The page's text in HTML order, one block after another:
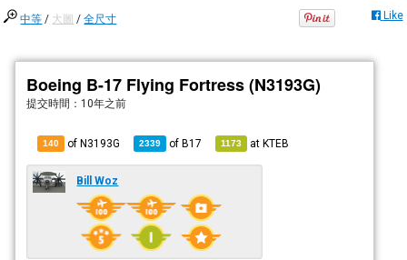
中等 / 大圖 /全尺寸 Like
Boeing B-17 Flying Fortress (N3193G)
提交時間： 10年之前
140 of N3193G 2339 ofB17 1173 atKTEB
Bill Woz